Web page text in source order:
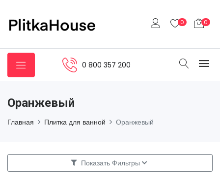
0 0
0 800 357 200
Оранжевый
Главная Плитка для ванной Оранжевый
Показать Фильтры